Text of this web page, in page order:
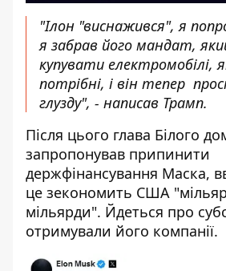
"Ілон "виснажився", я
я забрав його мандат,
купувати електромобілі,
потрібні, і він тепер
глузду", - написав Трамп.
Після цього глава Білого
запропонував припинити
держфінансування Маска,
це зекономить США
мільярди". Йдеться про
отримували його компанії.